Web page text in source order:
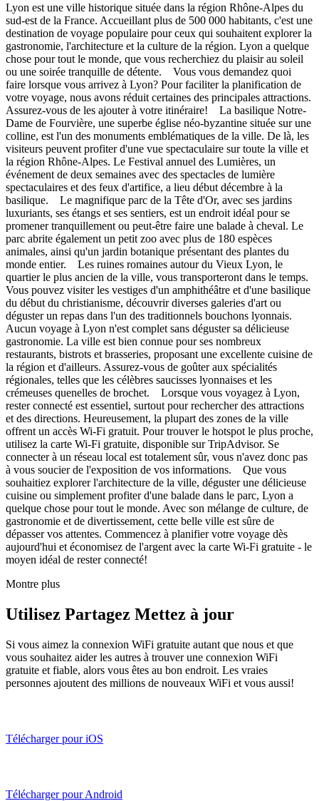
Lyon est une ville historique située dans la région Rhône-Alpes du
sud-est de la France. Accueillant plus de 500 000 habitants, c'est une
destination de voyage populaire pour ceux qui souhaitent explorer la
gastronomie, l'architecture et la culture de la région. Lyon a quelque
chose pour tout le monde, que vous recherchiez du plaisir au soleil
ou une soirée tranquille de détente. Vous vous demandez quoi
faire lorsque vous arrivez à Lyon? Pour faciliter la planification de
votre voyage, nous avons réduit certaines des principales attractions.
Assurez-vous de les ajouter à votre itinéraire! La basilique Notre-
Dame de Fourvière, une superbe église néo-byzantine située sur une
colline, est l'un des monuments emblématiques de la ville. De là, les
visiteurs peuvent profiter d'une vue spectaculaire sur toute la ville et
la région Rhône-Alpes. Le Festival annuel des Lumières, un
événement de deux semaines avec des spectacles de lumière
spectaculaires et des feux d'artifice, a lieu début décembre à la
basilique. Le magnifique parc de la Tête d'Or, avec ses jardins
luxuriants, ses étangs et ses sentiers, est un endroit idéal pour se
promener tranquillement ou peut-être faire une balade à cheval. Le
parc abrite également un petit zoo avec plus de 180 espèces
animales, ainsi qu'un jardin botanique présentant des plantes du
monde entier. Les ruines romaines autour du Vieux Lyon, le
quartier le plus ancien de la ville, vous transporteront dans le temps.
Vous pouvez visiter les vestiges d'un amphithéâtre et d'une basilique
du début du christianisme, découvrir diverses galeries d'art ou
déguster un repas dans l'un des traditionnels bouchons lyonnais.
Aucun voyage à Lyon n'est complet sans déguster sa délicieuse
gastronomie. La ville est bien connue pour ses nombreux
restaurants, bistrots et brasseries, proposant une excellente cuisine de
la région et d'ailleurs. Assurez-vous de goûter aux spécialités
régionales, telles que les célèbres saucisses lyonnaises et les
crémeuses quenelles de brochet. Lorsque vous voyagez à Lyon,
rester connecté est essentiel, surtout pour rechercher des attractions
et des directions. Heureusement, la plupart des zones de la ville
offrent un accès Wi-Fi gratuit. Pour trouver le hotspot le plus proche,
utilisez la carte Wi-Fi gratuite, disponible sur TripAdvisor. Se
connecter à un réseau local est totalement sûr, vous n'avez donc pas
à vous soucier de l'exposition de vos informations. Que vous
souhaitiez explorer l'architecture de la ville, déguster une délicieuse
cuisine ou simplement profiter d'une balade dans le parc, Lyon a
quelque chose pour tout le monde. Avec son mélange de culture, de
gastronomie et de divertissement, cette belle ville est sûre de
dépasser vos attentes. Commencez à planifier votre voyage dès
aujourd'hui et économisez de l'argent avec la carte Wi-Fi gratuite - le
moyen idéal de rester connecté!
Montre plus
Utilisez Partagez Mettez à jour
Si vous aimez la connexion WiFi gratuite autant que nous et que
vous souhaitez aider les autres à trouver une connexion WiFi
gratuite et fiable, alors vous êtes au bon endroit. Les vraies
personnes ajoutent des millions de nouveaux WiFi et vous aussi!
Télécharger pour iOS
Télécharger pour Android